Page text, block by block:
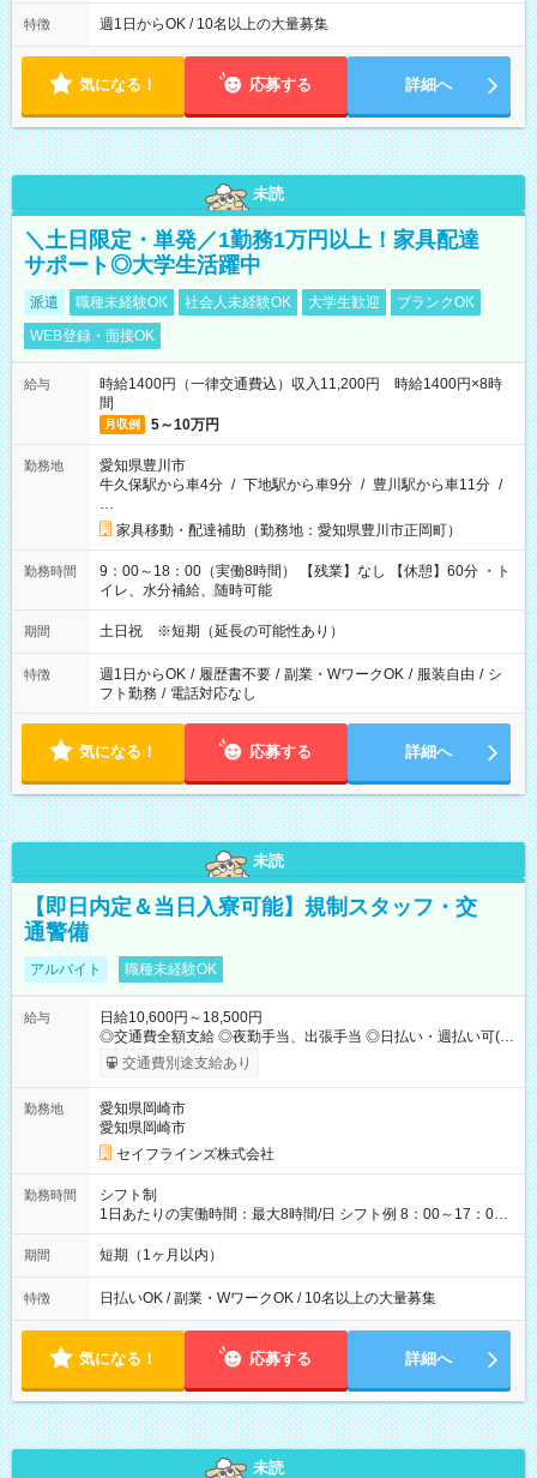
特徴 週1日からOK / 10名以上の大量募集
気になる！ 応募する 詳細へ
未読
＼土日限定・単発／1勤務1万円以上！家具配達
サポート◎大学生活躍中
派遣 職種未経験OK 社会人未経験OK 大学生歓迎
ブランクOK
WEB登録・面接OK
給与
時給1400円（一律交通費込）収入11,200円 時給1400円×8時
間
月収例 5～10万円
勤務地
愛知県豊川市
牛久保駅から車4分 / 下地駅から車9分 / 豊川駅から車11分 /
…
家具移動・配達補助（勤務地：愛知県豊川市正岡町）
勤務時間
9：00～18：00（実働8時間） 【残業】なし 【休憩】60分 ・ト
イレ、水分補給、随時可能
期間 土日祝 ※短期（延長の可能性あり）
特徴 週1日からOK / 履歴書不要 / 副業・WワークOK / 服装自由 / シ
フト勤務 / 電話対応なし
気になる！ 応募する 詳細へ
未読
【即日内定＆当日入寮可能】規制スタッフ・交
通警備
アルバイト 職種未経験OK
給与
日給10,600円～18,500円
◎交通費全額支給 ◎夜勤手当、出張手当 ◎日払い・週払い可(希
望者／条件有) ＜月収例＞ 日給10,600円×22日稼働＝23.5万円/
試用期間の長さ：3ヶ月 雇用形態、給与は本採用時と同じです。
交通費別途支給あり
勤務地
愛知県岡崎市
愛知県岡崎市
セイフラインズ株式会社
勤務時間
シフト制
1日あたりの実働時間：最大8時間/日 シフト例 8：00～17：00
21：00～6：00 ※現場によっては多少時間は前後します ▶残業
ほとんどなし！ ▶時間より早く終わることの方が多いと思いま
も日給は同額支給！
期間 短期（1ヶ月以内）
特徴 日払いOK / 副業・WワークOK / 10名以上の大量募集
気になる！ 応募する 詳細へ
未読